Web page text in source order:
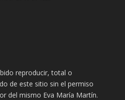
reproducir, total o
de este sitio sin el permiso
del mismo Eva María Martín.